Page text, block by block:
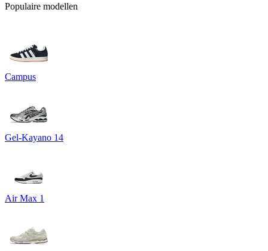
Populaire modellen
Campus
Gel-Kayano 14
Air Max 1